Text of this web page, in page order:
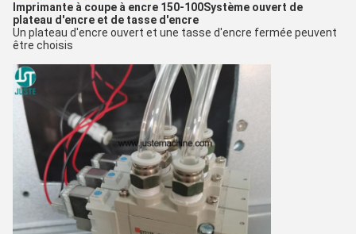
Imprimante à coupe à encre 150-100Système ouvert de
plateau d'encre et de tasse d'encre
Un plateau d'encre ouvert et une tasse d'encre fermée peuvent
être choisis